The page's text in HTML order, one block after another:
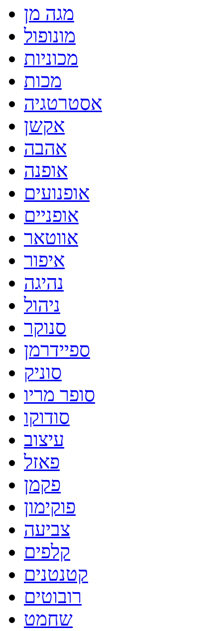
מגה מן
מונופול
מכוניות
מכות
אסטרטגיה
אקשן
אהבה
אופנה
אופנועים
אופניים
אווטאר
איפור
נהיגה
ניהול
סנוקר
ספיידרמן
סוניק
סופר מריו
סודוקו
עיצוב
פאזל
פקמן
פוקימון
צביעה
קלפים
קטנטנים
רובוטים
שחמט